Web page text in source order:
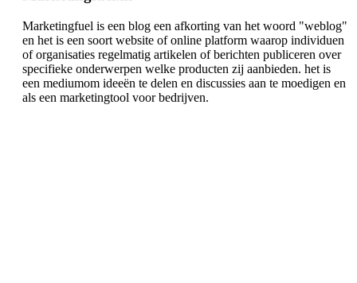
Marketingfuel is een blog een afkorting van het woord "weblog"
en het is een soort website of online platform waarop individuen
of organisaties regelmatig artikelen of berichten publiceren over
specifieke onderwerpen welke producten zij aanbieden. het is
een mediumom ideeën te delen en discussies aan te moedigen en
als een marketingtool voor bedrijven.